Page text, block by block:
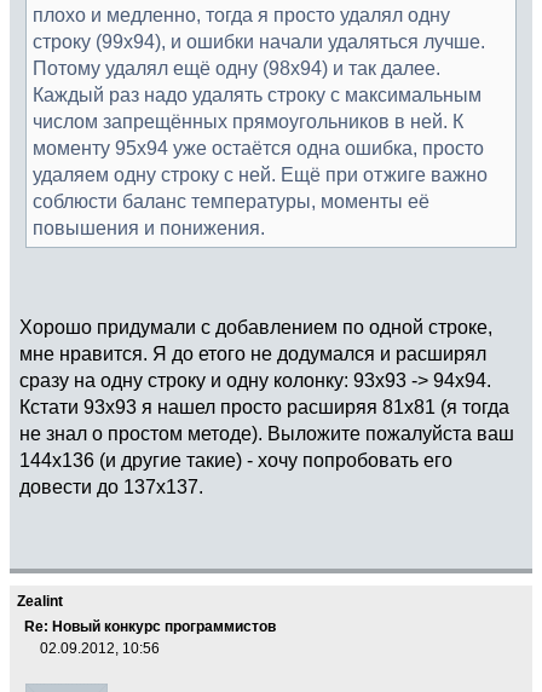
плохо и медленно, тогда я просто удалял одну
строку (99x94), и ошибки начали удаляться лучше.
Потому удалял ещё одну (98x94) и так далее.
Каждый раз надо удалять строку с максимальным
числом запрещённых прямоугольников в ней. К
моменту 95x94 уже остаётся одна ошибка, просто
удаляем одну строку с ней. Ещё при отжиге важно
соблюсти баланс температуры, моменты её
повышения и понижения.
Хорошо придумали с добавлением по одной строке,
мне нравится. Я до етого не додумался и расширял
сразу на одну строку и одну колонку: 93х93 -> 94х94.
Кстати 93х93 я нашел просто расширяя 81х81 (я тогда
не знал о простом методе). Выложите пожалуйста ваш
144х136 (и другие такие) - хочу попробовать его
довести до 137х137.
Zealint
Re: Новый конкурс программистов
02.09.2012, 10:56